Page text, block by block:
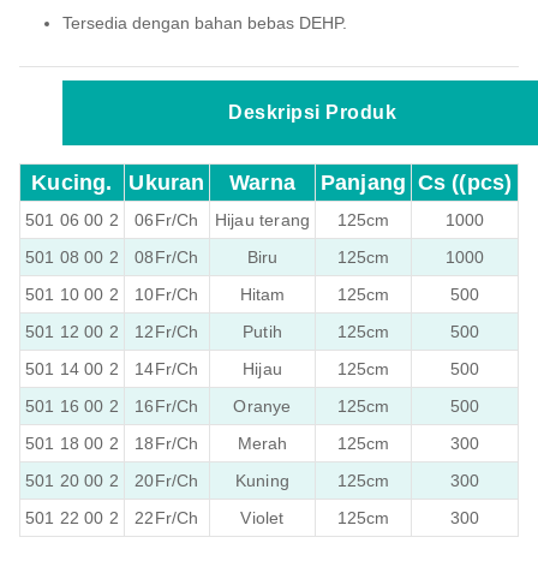
Tersedia dengan bahan bebas DEHP.
Deskripsi Produk
Kucing. Ukuran Warna Panjang Cs ((pcs)
501 06 00 2 06Fr/Ch Hijau terang 125cm
1000
501 08 00 2
08Fr/Ch Biru 125cm
1000
501 10 00 2
10Fr/Ch Hitam 125cm
500
501 12 00 2
12Fr/Ch Putih 125cm
500
501 14 00 2
14Fr/Ch Hijau 125cm
500
501 16 00 2
16Fr/Ch Oranye 125cm
500
501 18 00 2
18Fr/Ch Merah 125cm
300
501 20 00 2
20Fr/Ch Kuning 125cm
300
501 22 00 2
22Fr/Ch Violet 125cm 300